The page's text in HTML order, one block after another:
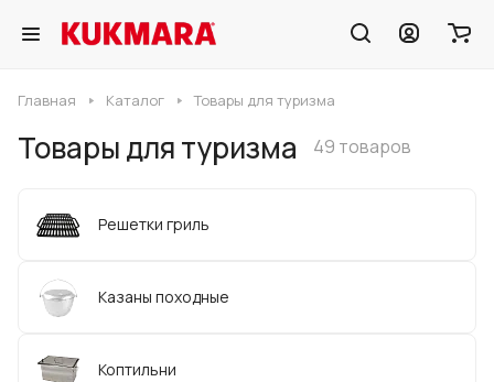
Главная Каталог Товары для туризма
Товары для туризма 49 товаров
Решетки гриль
Казаны походные
Коптильни